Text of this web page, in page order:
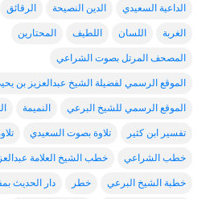
الداعية السعيدي الدين النصيحة الرقائق
الغربة اللسان اللطيف المحتارين
المصحف المرتل بصوت الشراعي
الموقع الرسمي لفضيلة الشيخ عبدالعزيز بن
الموقع الرسمي للشيخ البرعي النميمة
تفسير ابن كثير تلاوة بصوت السعيدي
خطب الشراعي خطب الشيخ العلامة
خطبة الشيخ البرعي خطر دار الحديث